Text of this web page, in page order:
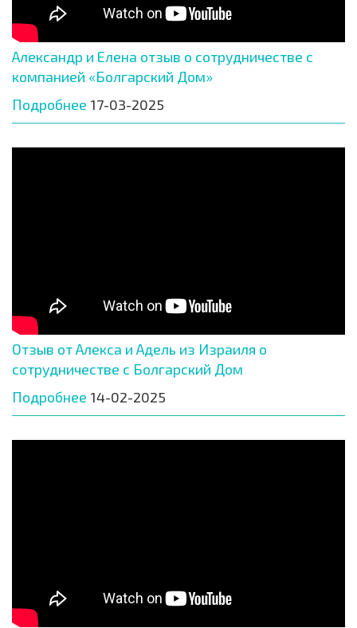
Александр и Елена отзыв о сотрудничестве с
компанией «Болгарский Дом»
Подробнее 17-03-2025
Отзыв от Алекса и Адель из Израиля о
сотрудничестве с Болгарский Дом
Подробнее 14-02-2025